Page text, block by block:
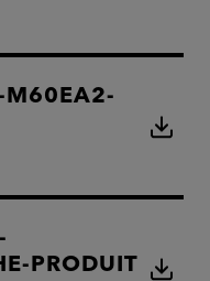
M60EA2-
PRODUIT